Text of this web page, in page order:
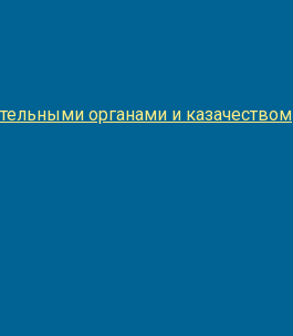
органами и казачеством